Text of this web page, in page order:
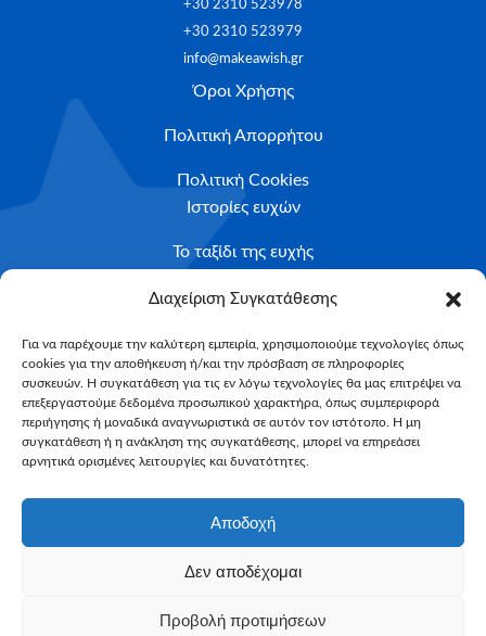
Διαχείριση Συγκατάθεσης
Για να παρέχουμε την καλύτερη εμπειρία, χρησιμοποιούμε τεχνολογίες όπως
cookies για την αποθήκευση ή/και την πρόσβαση σε πληροφορίες
συσκευών. Η συγκατάθεση για τις εν λόγω τεχνολογίες θα μας επιτρέψει να
επεξεργαστούμε δεδομένα προσωπικού χαρακτήρα, όπως συμπεριφορά
περιήγησης ή μοναδικά αναγνωριστικά σε αυτόν τον ιστότοπο. Η μη
συγκατάθεση ή η ανάκληση της συγκατάθεσης, μπορεί να επηρεάσει
αρνητικά ορισμένες λειτουργίες και δυνατότητες.
Αποδοχή
Δεν αποδέχομαι
Προβολή προτιμήσεων
+30 2310 523978
+30 2310 523979
info@makeawish.gr
Όροι Χρήσης
Πολιτική Απορρήτου
Πολιτική Cookies
Ιστορίες ευχών
Το ταξίδι της ευχής
Κριτήρια Καταλληλότητας
Υποβολή Αιτήματος
NEWSLETTER
Email*
All Rights Reserved